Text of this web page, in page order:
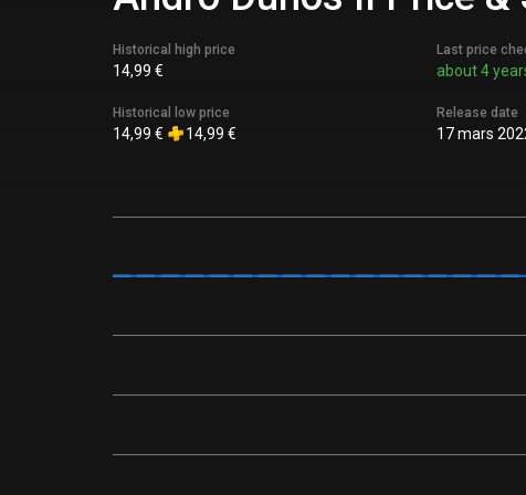
Historical high price
14,99 €
Historical low price
14,99 € 14,99 €
Last price
about 4
Release date
17 mars